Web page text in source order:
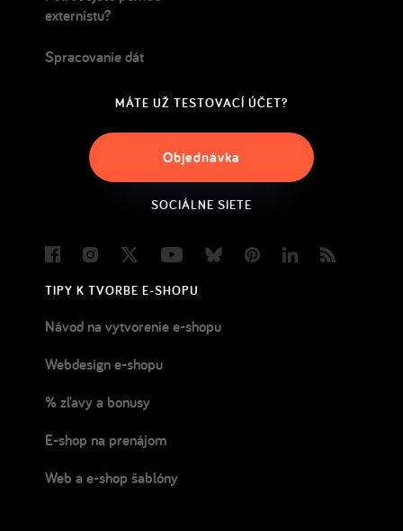
externistu?
Spracovanie dát
MÁTE UŽ TESTOVACÍ ÚČET?
Objednávka
SOCIÁLNE SIETE
FacebookInstagram
Twitter YoutubeBlueskyPinterestLinkedIn
TIPY K TVORBE E-SHOPU
Návod na vytvorenie e-shopu
Webdesign e-shopu
% zľavy a bonusy
E-shop na prenájom
Web a e-shop šablóny